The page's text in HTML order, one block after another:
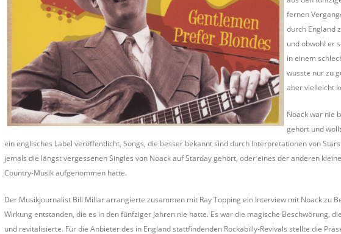
fernen
durch England
und obwohl er
in einem
wusste nur zu
aber vielleicht
Noack war nie
gehört und
ein englisches Label veröffentlicht, Songs, die besser bekannt sind durch Interpretationen von
jemals die längst vergessenen Singles von Noack auf Starday gehört, oder eines der anderen
Country-Musik aufgenommen hatte.
Der Musikjournalist Bill Millar arrangierte zusammen mit Ray Topping ein Interview mit Noack zu
Wirkung entstanden, die es in den fünfziger Jahren nie hatte. Es war die magische Beschwörung,
und revitalisierte. Für die Anbieter des in England stattfindenden Rockabilly-Revivals stellte die